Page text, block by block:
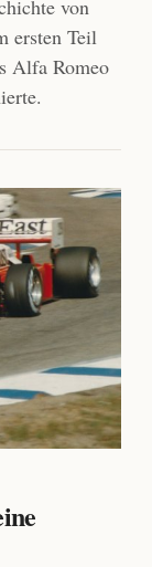
von
ersten Teil
Alfa Romeo